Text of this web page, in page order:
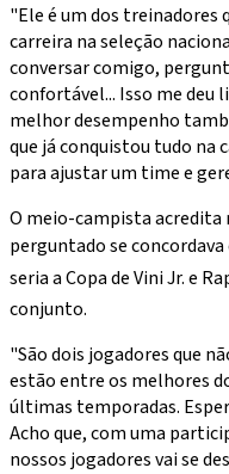
"Ele é um dos treinadores
carreira na seleção
conversar comigo,
confortável... Isso me deu
melhor desempenho
que já conquistou tudo na
para ajustar um time e
O meio-campista acredita
perguntado se concordava
seria a Copa de Vini Jr. e
conjunto.
"São dois jogadores que
estão entre os melhores
últimas temporadas.
Acho que, com uma
nossos jogadores vai se